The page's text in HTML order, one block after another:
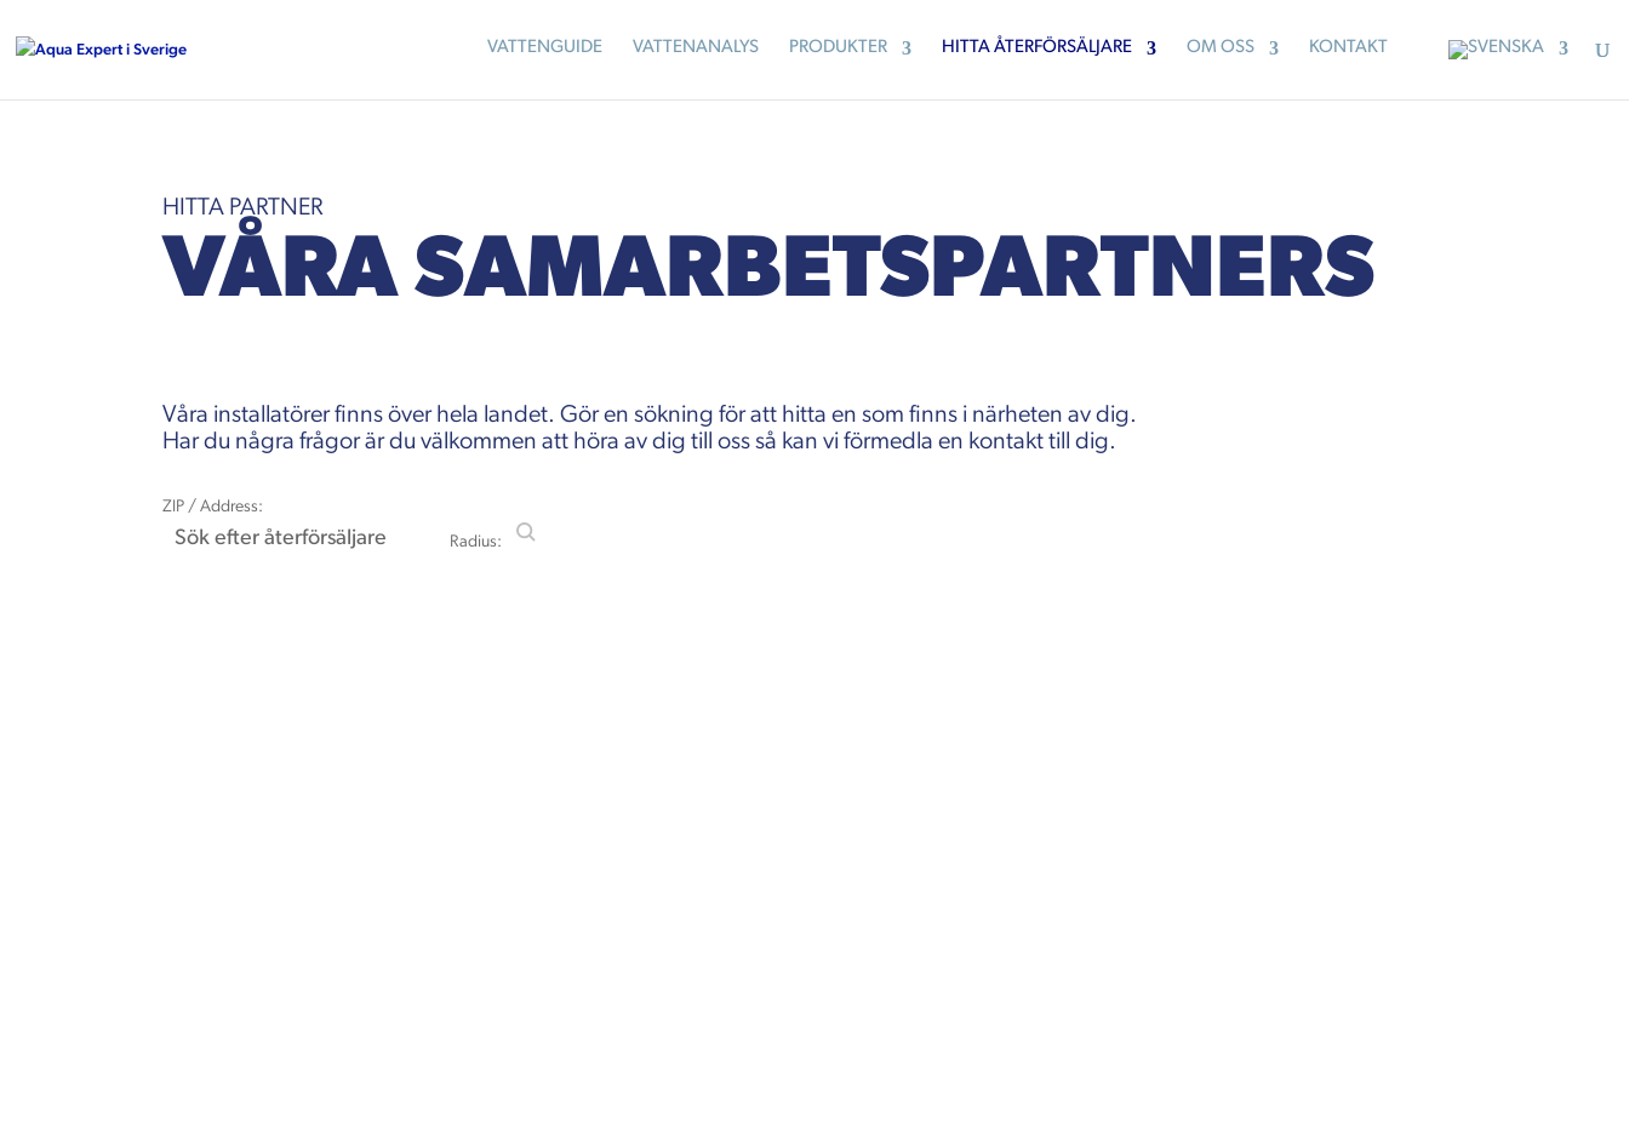
VATTENGUIDE VATTENANALYS PRODUKTER HITTA ÅTERFÖRSÄLJARE OM OSS KONTAKT
HITTA PARTNER
VÅRA SAMARBETS­PARTNERS
Våra installatörer finns över hela landet. Gör en sökning för att hitta en som finns i närheten av dig.
Har du några frågor är du välkommen att höra av dig till oss så kan vi förmedla en kontakt till dig.
ZIP / Address:
Radius: